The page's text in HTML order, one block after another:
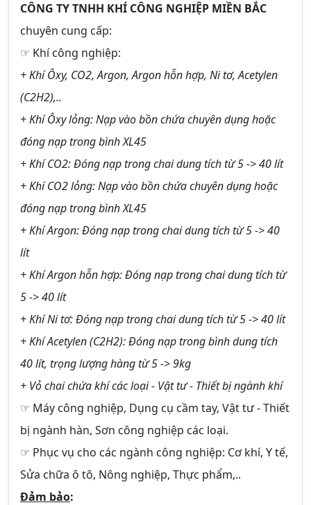
CÔNG TY TNHH KHÍ CÔNG NGHIỆP MIỀN BẮC
chuyên cung cấp:
☞ Khí công nghiệp:
+ Khí Ôxy, CO2, Argon, Argon hỗn hợp, Ni tơ, Acetylen
(C2H2),..
+ Khí Ôxy lỏng: Nạp vào bồn chứa chuyên dụng hoặc
đóng nạp trong bình XL45
+ Khí CO2: Đóng nạp trong chai dung tích từ 5 -> 40 lít
+ Khí CO2 lỏng: Nạp vào bồn chứa chuyên dụng hoặc
đóng nạp trong bình XL45
+ Khí Argon: Đóng nạp trong chai dung tích từ 5 -> 40
lít
+ Khí Argon hỗn hợp: Đóng nạp trong chai dung tích từ
5 -> 40 lít
+ Khí Ni tơ: Đóng nạp trong chai dung tích từ 5 -> 40 lít
+ Khí Acetylen (C2H2): Đóng nạp trong bình dung tích
40 lít, trọng lượng hàng từ 5 -> 9kg
+ Vỏ chai chứa khí các loại - Vật tư - Thiết bị ngành khí
☞ Máy công nghiệp, Dụng cụ cầm tay, Vật tư - Thiết
bị ngành hàn, Sơn công nghiệp các loại.
☞ Phục vụ cho các ngành công nghiệp: Cơ khí, Y tế,
Sửa chữa ô tô, Nông nghiệp, Thực phẩm,..
Đảm bảo: